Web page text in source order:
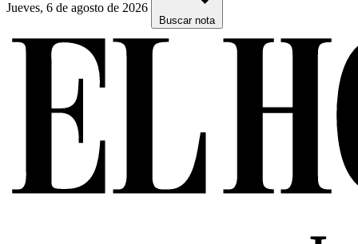
Jueves, 6 de agosto de 2026
Buscar nota